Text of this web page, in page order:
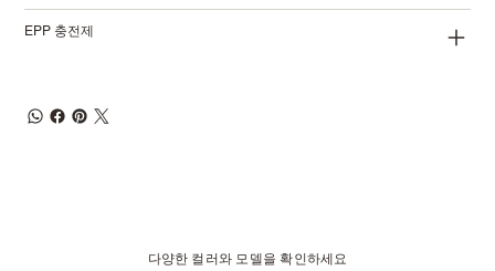
EPP 충전제
다양한 컬러와 모델을 확인하세요